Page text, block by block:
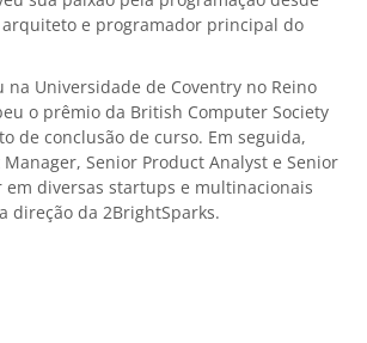
e programador principal do
na Universidade de Coventry no Reino
o prêmio da British Computer Society
de conclusão de curso. Em seguida,
Senior Product Analyst e Senior
em diversas startups e multinacionais
direção da 2BrightSparks.